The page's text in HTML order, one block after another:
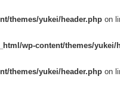
themes/yukei/header.php on
wp-content/themes/yukei/
themes/yukei/header.php on